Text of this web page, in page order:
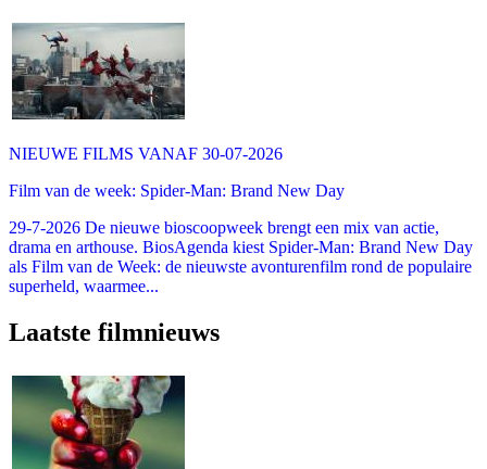
NIEUWE FILMS VANAF 30-07-2026
Film van de week: Spider-Man: Brand New Day
29-7-2026 De nieuwe bioscoopweek brengt een mix van actie,
drama en arthouse. BiosAgenda kiest Spider-Man: Brand New Day
als Film van de Week: de nieuwste avonturenfilm rond de populaire
superheld, waarmee...
Laatste filmnieuws